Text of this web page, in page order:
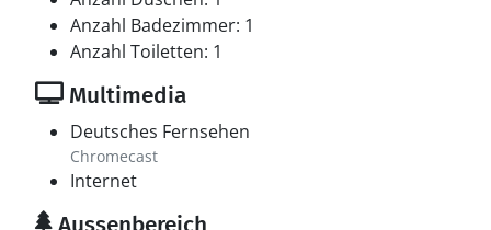
Anzahl Badezimmer: 1
Anzahl Toiletten: 1
Multimedia
Deutsches Fernsehen
Chromecast
Internet